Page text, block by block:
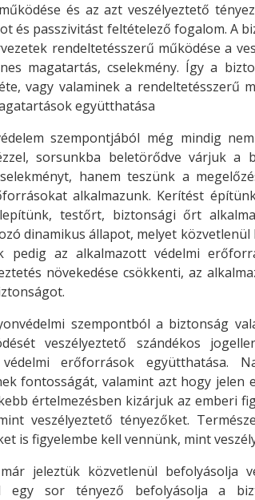
és az azt veszélyeztető
és passzivitást feltételező fogalom. A
rendeltetésszerű működése a
magatartás, cselekmény. Így a
vagy valaminek a rendeltetésszerű
együtthatása
szempontjából még mindig
sorsunkba beletörődve várjuk a
hanem teszünk a
alkalmazunk. Kerítést
testőrt, biztonsági őrt
dinamikus állapot, melyet
pedig az alkalmazott védelmi
növekedése csökkenti, az
szempontból a biztonság
veszélyeztető szándékos
erőforrások együtthatása.
fontosságát, valamint azt hogy jelen
értelmezésben kizárjuk az emberi
veszélyeztető tényezőket.
is figyelembe kell vennünk, mint
jeleztük közvetlenül befolyásolja
egy sor tényező befolyásolja a